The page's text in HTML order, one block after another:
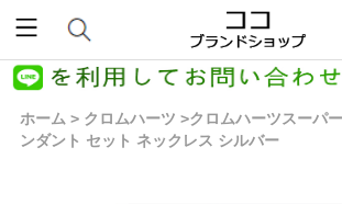
ホーム > クロムハーツ >クロムハーツスーパ
ンダント セット ネックレス シルバー